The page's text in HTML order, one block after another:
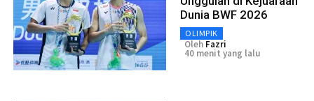
Dunia BWF 2026
OLIMPIK
Oleh Fazri
40 menit yang lalu